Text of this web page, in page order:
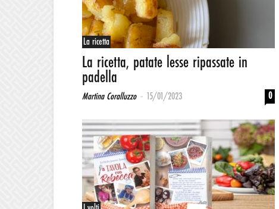
La ricetta
La ricetta, patate lesse ripassate in
padella
Martina Coralluzzo - 15/01/2023 0